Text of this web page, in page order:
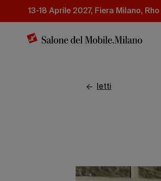
principale
13-18 Aprile 2027, Fiera Milano, Rho
letti